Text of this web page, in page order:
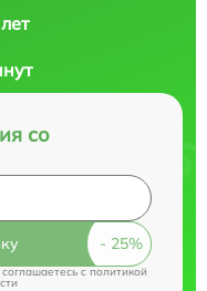
со
cполитикой